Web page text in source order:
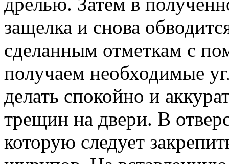
защелка и снова
сделанным отметкам с
получаем необходимые
делать спокойно и
трещин на двери. В
которую следует